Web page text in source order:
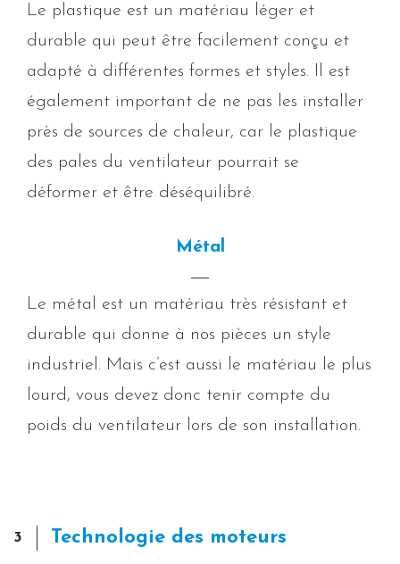
Le plastique est un matériau léger et
durable qui peut être facilement conçu et
adapté à différentes formes et styles. Il est
également important de ne pas les installer
près de sources de chaleur, car le plastique
des pales du ventilateur pourrait se
déformer et être déséquilibré.
Métal
Le métal est un matériau très résistant et
durable qui donne à nos pièces un style
industriel. Mais c’est aussi le matériau le plus
lourd, vous devez donc tenir compte du
poids du ventilateur lors de son installation.
3 Technologie des moteurs